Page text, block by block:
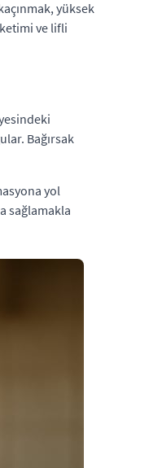
yüksek
ve lifli
Bağırsak
yol
sağlamakla